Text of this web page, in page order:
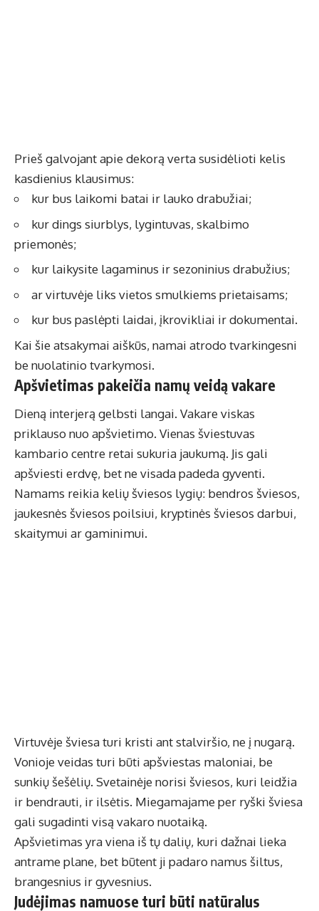
Prieš galvojant apie dekorą verta susidėlioti kelis
kasdienius klausimus:
kur bus laikomi batai ir lauko drabužiai;
kur dings siurblys, lygintuvas, skalbimo
priemonės;
kur laikysite lagaminus ir sezoninius drabužius;
ar virtuvėje liks vietos smulkiems prietaisams;
kur bus paslėpti laidai, įkrovikliai ir dokumentai.
Kai šie atsakymai aiškūs, namai atrodo tvarkingesni
be nuolatinio tvarkymosi.
Apšvietimas pakeičia namų veidą vakare
Dieną interjerą gelbsti langai. Vakare viskas
priklauso nuo apšvietimo. Vienas šviestuvas
kambario centre retai sukuria jaukumą. Jis gali
apšviesti erdvę, bet ne visada padeda gyventi.
Namams reikia kelių šviesos lygių: bendros šviesos,
jaukesnės šviesos poilsiui, kryptinės šviesos darbui,
skaitymui ar gaminimui.
Virtuvėje šviesa turi kristi ant stalviršio, ne į nugarą.
Vonioje veidas turi būti apšviestas maloniai, be
sunkių šešėlių. Svetainėje norisi šviesos, kuri leidžia
ir bendrauti, ir ilsėtis. Miegamajame per ryški šviesa
gali sugadinti visą vakaro nuotaiką.
Apšvietimas yra viena iš tų dalių, kuri dažnai lieka
antrame plane, bet būtent ji padaro namus šiltus,
brangesnius ir gyvesnius.
Judėjimas namuose turi būti natūralus